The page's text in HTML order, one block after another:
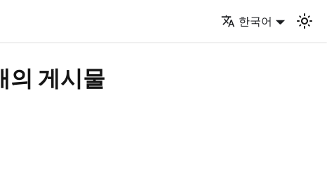
한국어
의 게시물